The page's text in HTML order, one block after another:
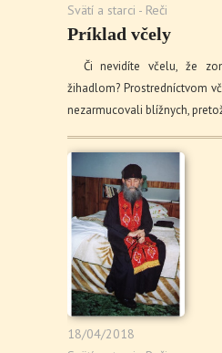
Svätí a starci - Reči
Príklad včely
Či nevidíte včelu, že
žihadlom? Prostredníctvom
nezarmucovali blížnych,
18/04/2018